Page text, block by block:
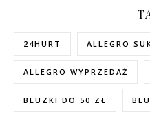
24HURT ALLEGRO
ALLEGRO WYPRZEDAŻ
BLUZKI DO 50 ZŁ